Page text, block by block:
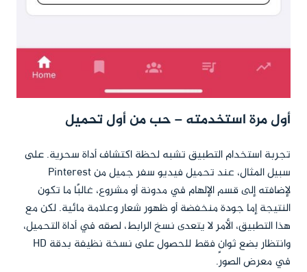
أول مرة استخدمته – حب من أول تحميل
تجربة استخدام التطبيق تشبه لحظة اكتشاف أداة سحرية. على
سبيل المثال، عند تحميل فيديو سفر جميل من Pinterest
لإضافته إلى قسم الإلهام في مدونة أو مشروع، غالبًا ما تكون
النتيجة إما جودة منخفضة أو ظهور شعار وعلامة مائية. لكن مع
هذا التطبيق، الأمر لا يتعدى نسخ الرابط، لصقه في أداة التحميل،
وانتظار بضع ثوانٍ فقط للحصول على نسخة نظيفة بدقة HD
في معرض الصور.